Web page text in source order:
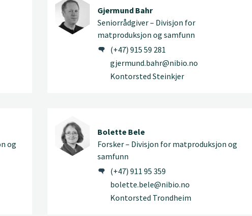
Gjermund Bahr
Seniorrådgiver – Divisjon for
matproduksjon og samfunn
(+47) 915 59 281
gjermund.bahr@nibio.no
Kontorsted Steinkjer
og
Bolette Bele
Forsker – Divisjon for matproduksjon og
samfunn
(+47) 911 95 359
bolette.bele@nibio.no
Kontorsted Trondheim